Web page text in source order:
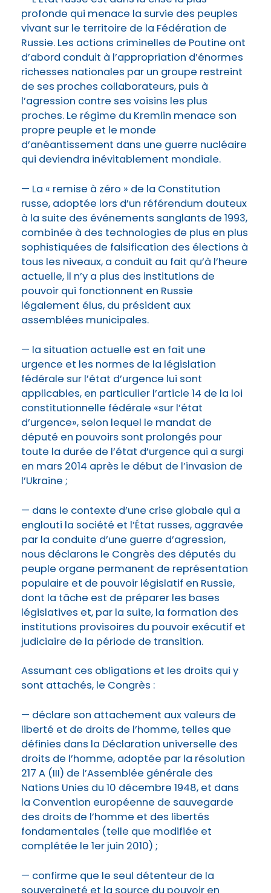
profonde qui menace la survie des peuples
vivant sur le territoire de la Fédération de
Russie. Les actions criminelles de Poutine ont
d’abord conduit à l’appropriation d’énormes
richesses nationales par un groupe restreint
de ses proches collaborateurs, puis à
l’agression contre ses voisins les plus
proches. Le régime du Kremlin menace son
propre peuple et le monde
d’anéantissement dans une guerre nucléaire
qui deviendra inévitablement mondiale.
— La « remise à zéro » de la Constitution
russe, adoptée lors d’un référendum douteux
à la suite des événements sanglants de 1993,
combinée à des technologies de plus en plus
sophistiquées de falsification des élections à
tous les niveaux, a conduit au fait qu’à l’heure
actuelle, il n’y a plus des institutions de
pouvoir qui fonctionnent en Russie
légalement élus, du président aux
assemblées municipales.
— la situation actuelle est en fait une
urgence et les normes de la législation
fédérale sur l’état d’urgence lui sont
applicables, en particulier l’article 14 de la loi
constitutionnelle fédérale «sur l’état
d’urgence», selon lequel le mandat de
député en pouvoirs sont prolongés pour
toute la durée de l’état d’urgence qui a surgi
en mars 2014 après le début de l’invasion de
l’Ukraine ;
— dans le contexte d’une crise globale qui a
englouti la société et l’État russes, aggravée
par la conduite d’une guerre d’agression,
nous déclarons le Congrès des députés du
peuple organe permanent de représentation
populaire et de pouvoir législatif en Russie,
dont la tâche est de préparer les bases
législatives et, par la suite, la formation des
institutions provisoires du pouvoir exécutif et
judiciaire de la période de transition.
Assumant ces obligations et les droits qui y
sont attachés, le Congrès :
— déclare son attachement aux valeurs de
liberté et de droits de l’homme, telles que
définies dans la Déclaration universelle des
droits de l’homme, adoptée par la résolution
217 A (III) de l’Assemblée générale des
Nations Unies du 10 décembre 1948, et dans
la Convention européenne de sauvegarde
des droits de l’homme et des libertés
fondamentales (telle que modifiée et
complétée le 1er juin 2010) ;
— confirme que le seul détenteur de la
souveraineté et la source du pouvoir en